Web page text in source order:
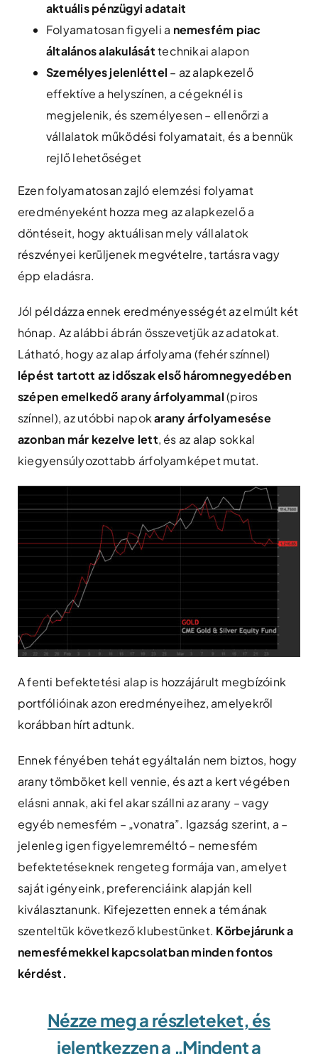
aktuális pénzügyi adatait
Folyamatosan figyeli a nemesfém piac
általános alakulásáttechnikai alapon
Személyes jelenléttel – az alapkezelő
effektíve a helyszínen, a cégeknél is
megjelenik, és személyesen – ellenőrzi a
vállalatok működési folyamatait, és a bennük
rejlő lehetőséget
Ezen folyamatosan zajló elemzési folyamat
eredményeként hozza meg az alapkezelő a
döntéseit, hogy aktuálisan mely vállalatok
részvényei kerüljenek megvételre, tartásra vagy
épp eladásra.
Jól példázza ennek eredményességét az elmúlt két
hónap. Az alábbi ábrán összevetjük az adatokat.
Látható, hogy az alap árfolyama (fehér színnel)
lépést tartott az időszak első háromnegyedében
szépen emelkedő arany árfolyammal(piros
színnel), az utóbbi napokarany árfolyamesése
azonban már kezelve lett, és az alap sokkal
kiegyensúlyozottabb árfolyamképet mutat.
A fenti befektetési alap is hozzájárult megbízóink
portfólióinak azon eredményeihez, amelyekről
korábban hírt adtunk.
Ennek fényében tehát egyáltalán nem biztos, hogy
arany tömböket kell vennie, és azt a kert végében
elásni annak, aki fel akar szállni az arany – vagy
egyéb nemesfém – „vonatra”. Igazság szerint, a –
jelenleg igen figyelemreméltó – nemesfém
befektetéseknek rengeteg formája van, amelyet
saját igényeink, preferenciáink alapján kell
kiválasztanunk. Kifejezetten ennek a témának
szenteltük következő klubestünket. Körbejárunk a
nemesfémekkel kapcsolatban minden fontos
kérdést.
Nézze meg a részleteket, és
jelentkezzen a „Mindent a